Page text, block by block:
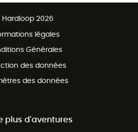
2026
légales
Générales
des données
des données
plus d'aventures